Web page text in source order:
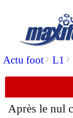
Actu foot> L1 >
Après le nul
OM:
30/04 Ang.
30/04
30/04 PSG :